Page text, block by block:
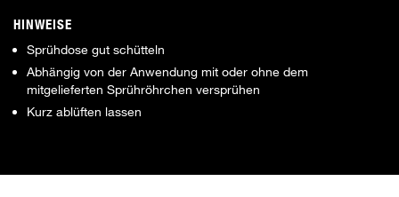
HINWEISE
Sprühdose gut schütteln
Abhängig von der Anwendung mit oder ohne dem
mitgelieferten Sprühröhrchen versprühen
Kurz ablüften lassen